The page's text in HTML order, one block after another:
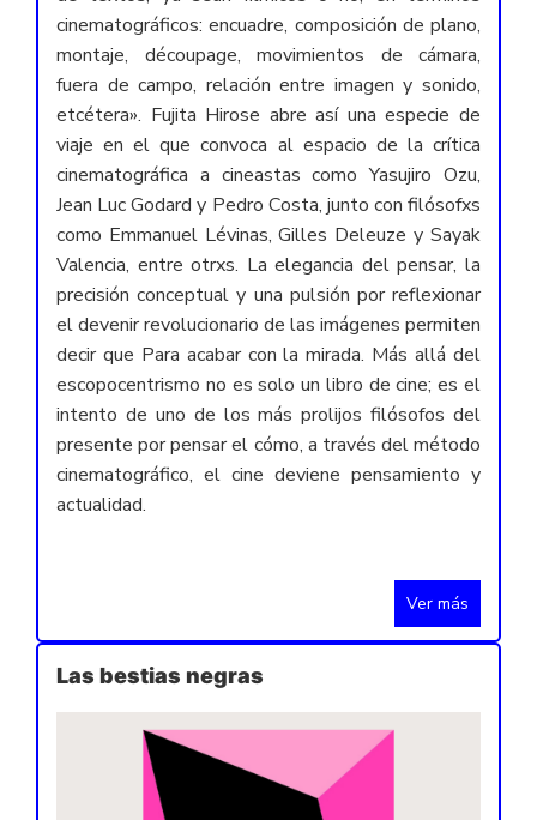
cinematográficos: encuadre, composición de plano,
montaje, découpage, movimientos de cámara,
fuera de campo, relación entre imagen y sonido,
etcétera». Fujita Hirose abre así una especie de
viaje en el que convoca al espacio de la crítica
cinematográfica a cineastas como Yasujiro Ozu,
Jean Luc Godard y Pedro Costa, junto con filósofxs
como Emmanuel Lévinas, Gilles Deleuze y Sayak
Valencia, entre otrxs. La elegancia del pensar, la
precisión conceptual y una pulsión por reflexionar
el devenir revolucionario de las imágenes permiten
decir que Para acabar con la mirada. Más allá del
escopocentrismo no es solo un libro de cine; es el
intento de uno de los más prolijos filósofos del
presente por pensar el cómo, a través del método
cinematográfico, el cine deviene pensamiento y
actualidad.
Ver más
Las bestias negras